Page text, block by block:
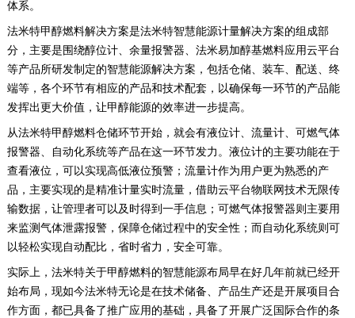
体系。
法米特甲醇燃料解决方案是法米特智慧能源计量解决方案的组成部
分，主要是围绕醇位计、余量报警器、法米易加醇基燃料应用云平台
等产品所研发制定的智慧能源解决方案，包括仓储、装车、配送、终
端等，各个环节有相应的产品和技术配套，以确保每一环节的产品能
发挥出更大价值，让甲醇能源的效率进一步提高。
从法米特甲醇燃料仓储环节开始，就会有液位计、流量计、可燃气体
报警器、自动化系统等产品在这一环节发力。液位计的主要功能在于
查看液位，可以实现高低液位预警；流量计作为用户更为熟悉的产
品，主要实现的是精准计量实时流量，借助云平台物联网技术无限传
输数据，让管理者可以及时得到一手信息；可燃气体报警器则主要用
来监测气体泄露报警，保障仓储过程中的安全性；而自动化系统则可
以轻松实现自动配比，省时省力，安全可靠。
实际上，法米特关于甲醇燃料的智慧能源布局早在好几年前就已经开
始布局，现如今法米特无论是在技术储备、产品生产还是开展项目合
作方面，都已具备了推广应用的基础，具备了开展广泛国际合作的条